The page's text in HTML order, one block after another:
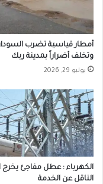
أمطار قياسية تضرب
وتخلف أضراراً بمدينة ربك
يوليو 29, 2026
الكهرباء : عطل مفاجئ
الناقل عن الخدمة